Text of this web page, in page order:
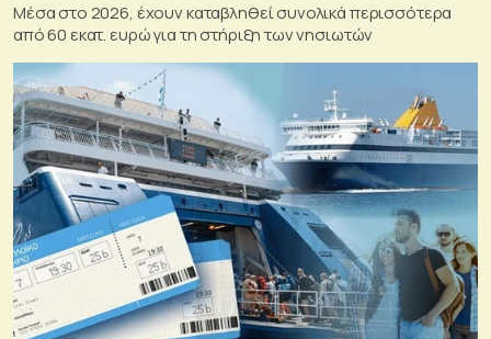
Μέσα στο 2026, έχουν καταβληθεί συνολικά περισσότερα
από 60 εκατ. ευρώ για τη στήριξη των νησιωτών